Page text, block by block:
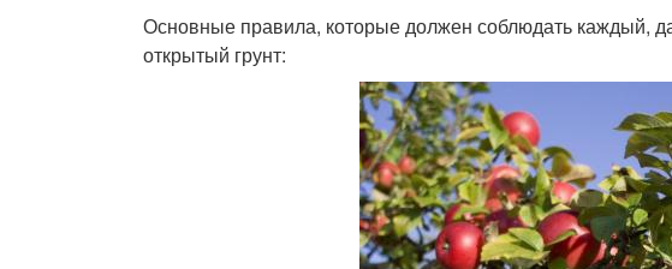
Основные правила, которые должен соблюдать каждый,
открытый грунт: